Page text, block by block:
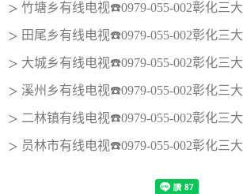
＞ 竹塘乡有线电视☎️0979-055-002彰化三大有线电视
＞ 田尾乡有线电视☎️0979-055-002彰化三大有线电视
＞ 大城乡有线电视☎️0979-055-002彰化三大有线电视
＞ 溪州乡有线电视☎️0979-055-002彰化三大有线电视
＞ 二林镇有线电视☎️0979-055-002彰化三大有线电视
＞ 员林市有线电视☎️0979-055-002彰化三大有线电视